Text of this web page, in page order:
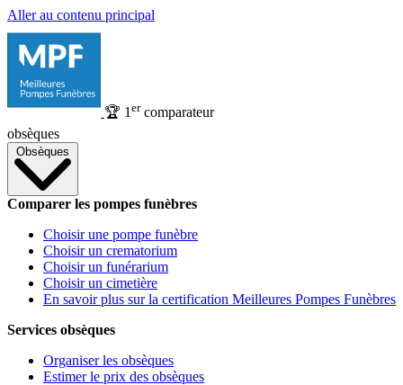
Aller au contenu principal
🏆 1 ercomparateur
obsèques
Obsèques
Comparer les pompes funèbres
Choisir une pompe funèbre
Choisir un crematorium
Choisir un funérarium
Choisir un cimetière
En savoir plus sur la certification Meilleures Pompes Funèbres
Services obsèques
Organiser les obsèques
Estimer le prix des obsèques